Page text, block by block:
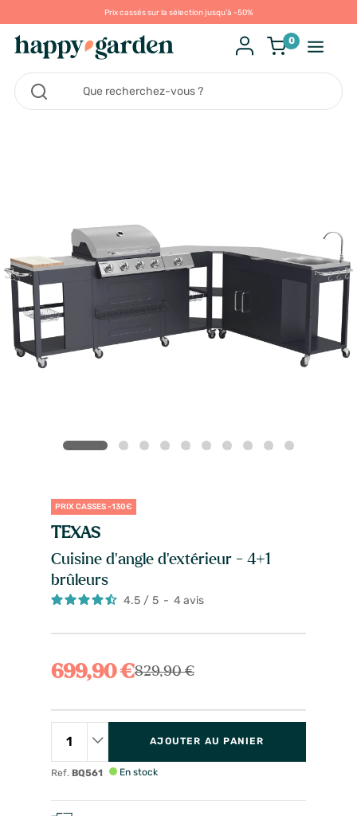
Prix cassés sur la sélection jusqu'à -50%
0
PRIX CASSES -130€
TEXAS
Cuisine d'angle d’extérieur - 4+1
brûleurs
4.5 / 5 - 4 avis
699,90 €829,90 €
Ref. BQ561
AJOUTER AU PANIER
En stock